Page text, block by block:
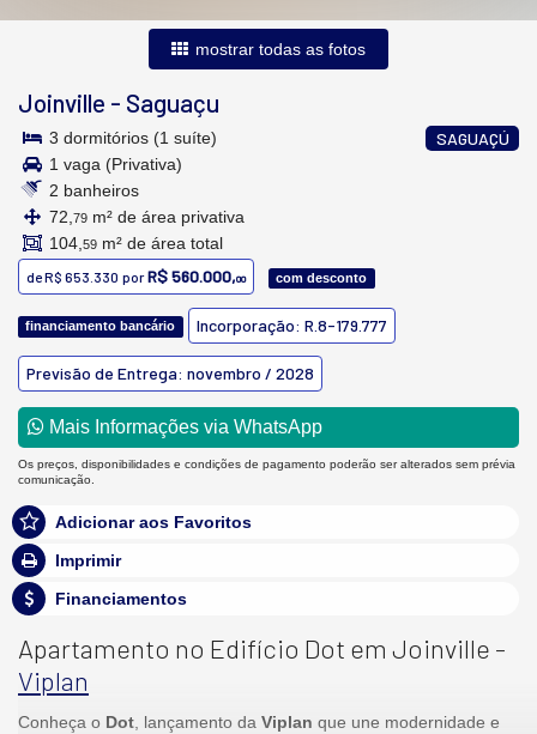
mostrar todas as fotos
Joinville - Saguaçu
SAGUAÇÚ
3 dormitórios (1 suíte)
1 vaga (Privativa)
2 banheiros
72, 79 m² de área privativa
104, 59 m² de área total
deR$ 653.330 porR$ 560.000,00 com desconto
financiamento bancário Incorporação: R.8-179.777
Previsão de Entrega: novembro / 2028
Mais Informações via WhatsApp
Os preços, disponibilidades e condições de pagamento poderão ser alterados sem prévia
comunicação.
Adicionar aos Favoritos
Imprimir
Financiamentos
Apartamento no Edifício Dot em Joinville -
Viplan
Conheça o Dot, lançamento da Viplan que une modernidade e